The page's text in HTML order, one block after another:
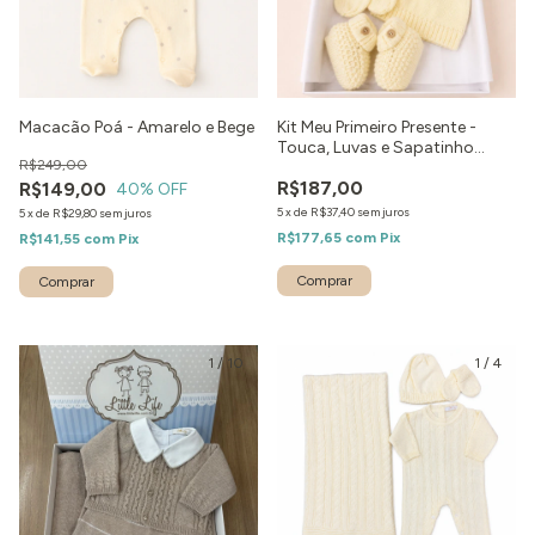
Macacão Poá - Amarelo e Bege
R$149,00
R$249,00
40% OFF
5xde R$29,80 sem juros
R$141,55 com Pix
Comprar
Kit Meu Primeiro Presente -
Touca, Luvas e Sapatinho
R$187,00
5xde R$37,40 sem juros
R$177,65 com Pix
Comprar
1 / 10 1 / 4